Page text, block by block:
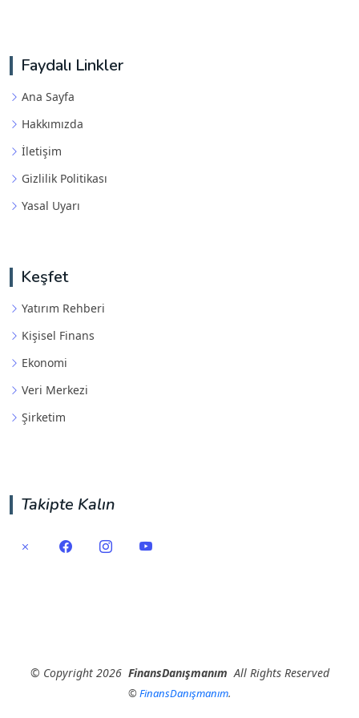
Faydalı Linkler
Ana Sayfa
Hakkımızda
İletişim
Gizlilik Politikası
Yasal Uyarı
Keşfet
Yatırım Rehberi
Kişisel Finans
Ekonomi
Veri Merkezi
Şirketim
Takipte Kalın
© Copyright2026 FinansDanışmanım All Rights Reserved
©FinansDanışmanım.